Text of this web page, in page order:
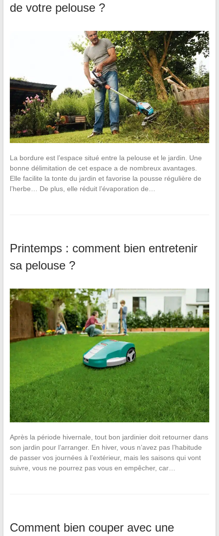
de votre pelouse ?
La bordure est l’espace situé entre la pelouse et le jardin. Une
bonne délimitation de cet espace a de nombreux avantages.
Elle facilite la tonte du jardin et favorise la pousse régulière de
l’herbe… De plus, elle réduit l’évaporation de…
Printemps : comment bien entretenir
sa pelouse ?
Après la période hivernale, tout bon jardinier doit retourner dans
son jardin pour l’arranger. En hiver, vous n’avez pas l’habitude
de passer vos journées à l’extérieur, mais les saisons qui vont
suivre, vous ne pourrez pas vous en empêcher, car…
Comment bien couper avec une